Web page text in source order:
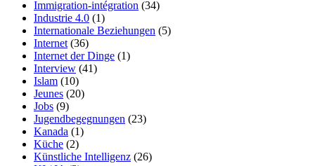
Immigration-intégration (34)
Industrie 4.0 (1)
Internationale Beziehungen (5)
Internet(36)
Internet der Dinge (1)
Interview (41)
Islam (10)
Jeunes (20)
Jobs (9)
Jugendbegegnungen (23)
Kanada (1)
Küche (2)
Künstliche Intelligenz (26)